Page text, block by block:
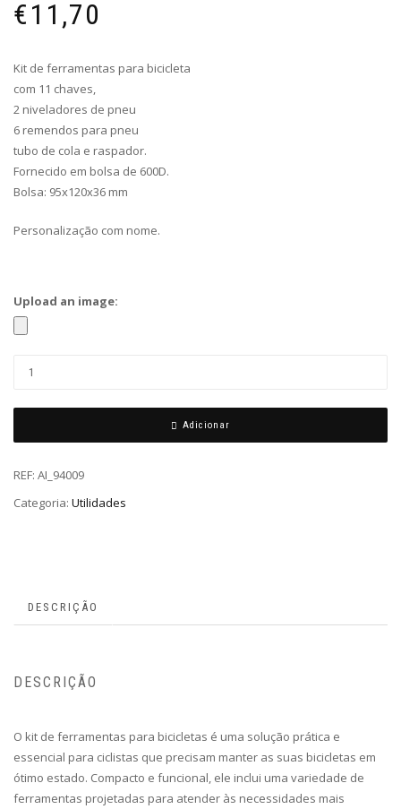
€11,70
Kit de ferramentas para bicicleta
com 11 chaves,
2 niveladores de pneu
6 remendos para pneu
tubo de cola e raspador.
Fornecido em bolsa de 600D.
Bolsa: 95x120x36 mm
Personalização com nome.
Upload an image:
Adicionar
REF: AI_94009
Categoria: Utilidades
DESCRIÇÃO
DESCRIÇÃO
O kit de ferramentas para bicicletas é uma solução prática e
essencial para ciclistas que precisam manter as suas bicicletas em
ótimo estado. Compacto e funcional, ele inclui uma variedade de
ferramentas projetadas para atender às necessidades mais